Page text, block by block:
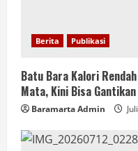
Berita Publikasi
Batu Bara Kalori
Mata, Kini Bisa
Baramarta Admin